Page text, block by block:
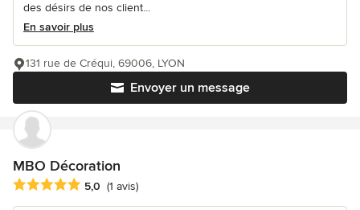
des désirs de nos client...
En savoir plus
Envoyer un message
131 rue de Créqui, 69006, LYON
MBO Décoration
Note moyenne : 5 étoiles sur 5
5,0 (1 avis)